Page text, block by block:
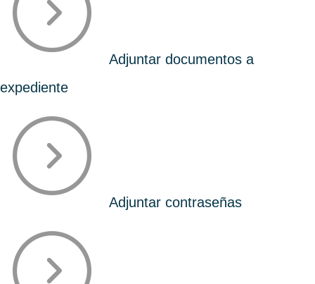
Adjuntar documentos a
expediente
Adjuntar contraseñas